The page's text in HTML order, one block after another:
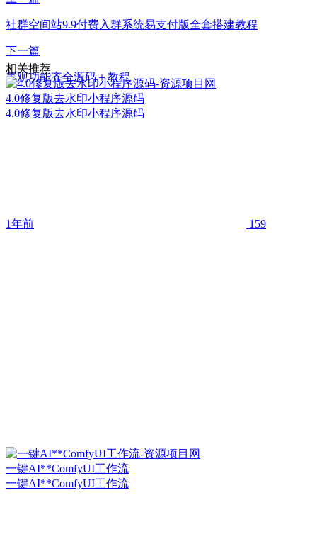
社群空间站9.9付费入群系统易支付版全套搭建教程
下一篇
美观功能齐全源码＋教程
相关推荐
4.0修复版去水印小程序源码
4.0修复版去水印小程序源码
1年前 159
一键AI**ComfyUI工作流
一键AI**ComfyUI工作流